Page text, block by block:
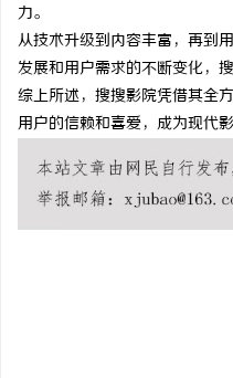
力。
从技术升级到内容丰富，再到
发展和用户需求的不断变化，
综上所述，搜搜影院凭借其全
用户的信赖和喜爱，成为现代
汉配眼镜 上海配眼镜